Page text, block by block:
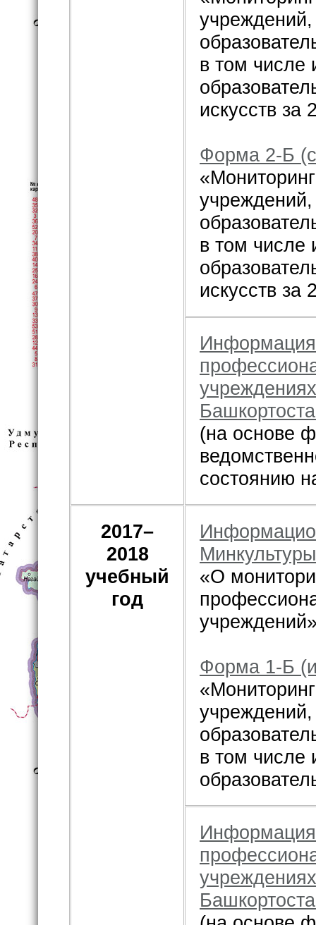
в том числе
искусств за
Форма 2-Б
в том числе
искусств за
Информация
(на основе
состоянию
2017–
2018
учебный
год
«О
Форма 1-Б
в том числе
Информация